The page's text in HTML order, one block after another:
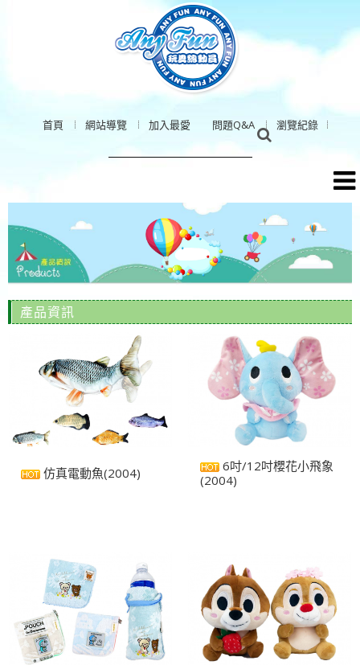
首頁 網站導覽 加入最愛 問題Q&A 瀏覽紀錄
產品資訊
仿真電動魚(2004)
6吋/12吋櫻花小飛象
(2004)